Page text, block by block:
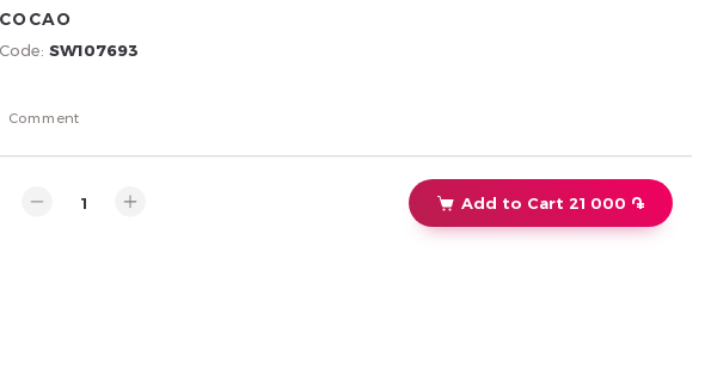
COCAO
Code: SW107693
Comment
Add to Cart 21 000 ֏